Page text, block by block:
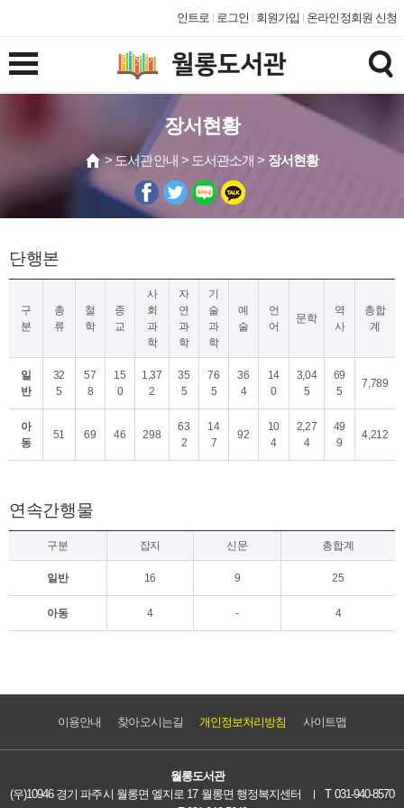
인트로 로그인 회원가입 온라인정회원 신청
장서현황
> 도서관안내 > 도서관소개 > 장서현황
단행본
구
분
총
류
철
학
종
교
사
회
과
학
자
연
과
학
기
술
과
학
예
술
언
어
문학
역
사
총합
계
일
반
32
5
57
8
15
0
1,37
2
35
5
76
5
36
4
14
0
3,04
5
69
5
7,789
아
동
51 69 46 298
63
2
14
7
92
10
4
2,27
4
49
9
4,212
연속간행물
구분 잡지 신문 총합계
일반 16 9 25
아동 4 - 4
이용안내 찾아오시는길 개인정보처리방침 사이트맵
월롱도서관
(우)10946 경기 파주시 월롱면 엘지로 17 월롱면 행정복지센터
T 031-940-8570